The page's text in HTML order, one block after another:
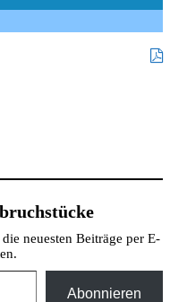
neuesten Beiträge per E-
Abonnieren